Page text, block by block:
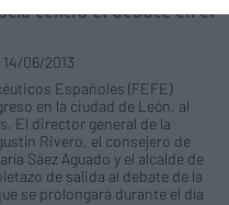
centra el debate en el
14/06/2013
Españoles (FEFE)
en la ciudad de León, al
El director general de la
Rivero, el consejero de
Sáez Aguado y el alcalde de
de salida al debate de la
se prolongará durante el día